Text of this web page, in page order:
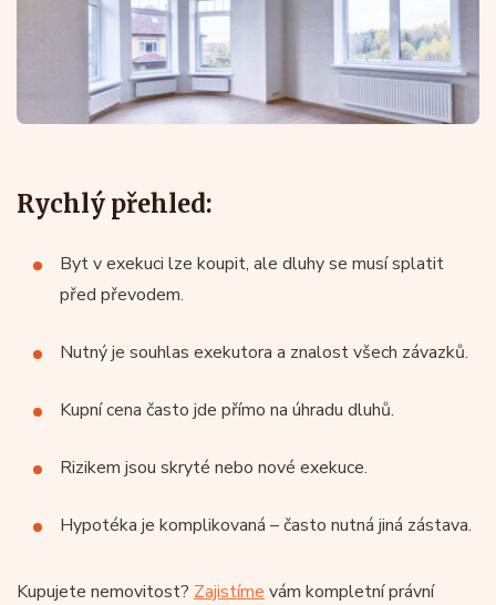
Rychlý přehled:
Byt v exekuci lze koupit, ale dluhy se musí splatit
před převodem.
Nutný je souhlas exekutora a znalost všech závazků.
Kupní cena často jde přímo na úhradu dluhů.
Rizikem jsou skryté nebo nové exekuce.
Hypotéka je komplikovaná – často nutná jiná zástava.
Kupujete nemovitost? Zajistíme vám kompletní právní